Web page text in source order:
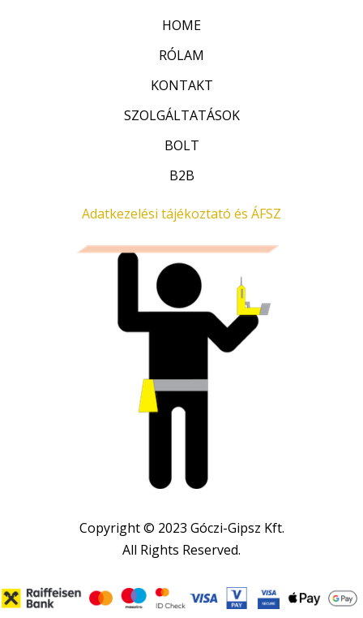
HOME
RÓLAM
KONTAKT
SZOLGÁLTATÁSOK
BOLT
B2B
Adatkezelési tájékoztató és ÁFSZ
Copyright © 2023 Góczi-Gipsz Kft.
All Rights Reserved.